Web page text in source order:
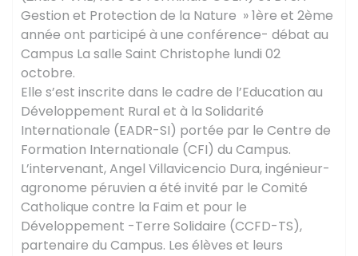
Gestion et Protection de la Nature » 1ère et 2ème
année ont participé à une conférence- débat au
Campus La salle Saint Christophe lundi 02
octobre.
Elle s’est inscrite dans le cadre de l’Education au
Développement Rural et à la Solidarité
Internationale (EADR-SI) portée par le Centre de
Formation Internationale (CFI) du Campus.
L’intervenant, Angel Villavicencio Dura, ingénieur-
agronome péruvien a été invité par le Comité
Catholique contre la Faim et pour le
Développement -Terre Solidaire (CCFD-TS),
partenaire du Campus. Les élèves et leurs